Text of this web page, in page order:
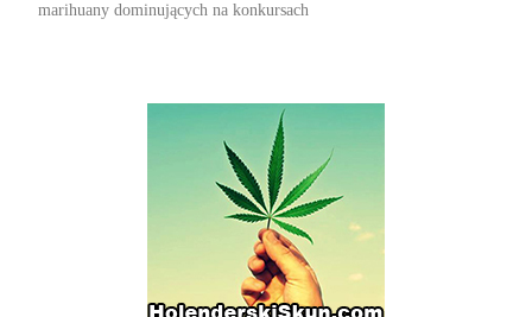
marihuany dominujących na konkursach